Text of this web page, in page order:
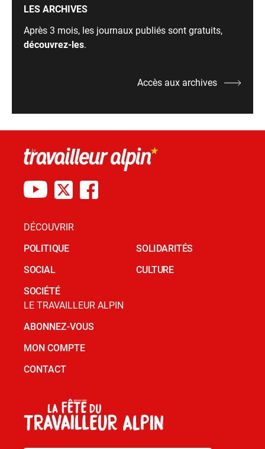
LES ARCHIVES
Après 3 mois, les journaux publiés sont gratuits,
découvrez-les.
Accès aux archives
DÉCOUVRIR
POLITIQUE
SOCIAL
SOCIÉTÉ
SOLIDARITÉS
CULTURE
LE TRAVAILLEUR ALPIN
ABONNEZ-VOUS
MON COMPTE
CONTACT